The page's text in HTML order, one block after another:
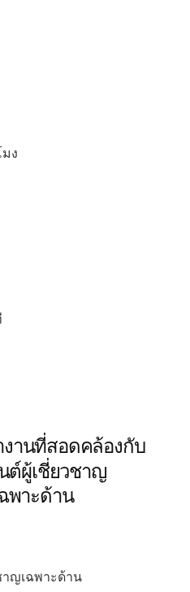
ง
านที่สอดคล้องกับ
นต์ผู้เชี่ยวชาญ
พาะด้าน
าญเฉพาะด้าน